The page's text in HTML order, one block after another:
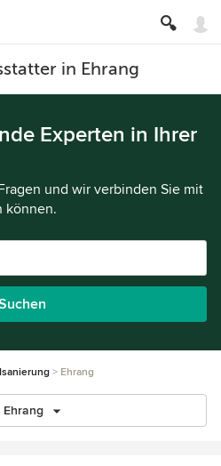
in Ehrang
Experten in Ihrer
und wir verbinden Sie mit
können.
Ehrang
Ehrang